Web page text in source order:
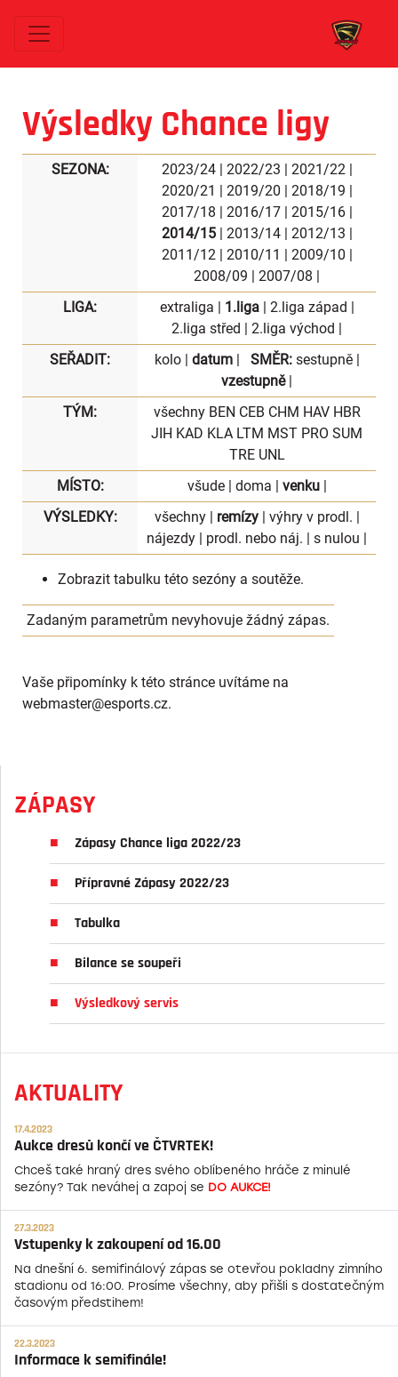
Výsledky Chance ligy
SEZONA: 2023/24| 2022/23 | 2021/22|
2020/21 | 2019/20 | 2018/19 |
2017/18 | 2016/17| 2015/16|
2014/15| 2013/14| 2012/13 |
2011/12| 2010/11 | 2009/10 |
2008/09 | 2007/08 |
LIGA:
extraliga | 1.liga| 2.liga západ |
2.liga střed | 2.liga východ |
SEŘADIT:
kolo| datum| SMĚR: sestupně|
vzestupně|
TÝM:
všechny BEN CEB CHM HAV HBR
JIH KAD KLA LTM MST PRO SUM
TRE UNL
MÍSTO:
všude| doma | venku|
VÝSLEDKY:
všechny| remízy| výhry v prodl. |
nájezdy | prodl. nebo náj. | s nulou |
Zobrazit tabulku této sezóny a soutěže.
Zadaným parametrům nevyhovuje žádný zápas.
Vaše připomínky k této stránce uvítáme na
webmaster@esports.cz.
ZÁPASY
Zápasy Chance liga 2022/23
Přípravné Zápasy 2022/23
Tabulka
Bilance se soupeři
Výsledkový servis
AKTUALITY
17.4.2023
Aukce dresů končí ve ČTVRTEK!
Chceš také hraný dres svého oblíbeného hráče z minulé
sezóny? Tak neváhej a zapoj se DO AUKCE!
27.3.2023
Vstupenky k zakoupení od 16.00
Na dnešní 6. semifinálový zápas se otevřou pokladny zimního
stadionu od 16:00. Prosíme všechny, aby přišli s dostatečným
časovým předstihem!
22.3.2023
Informace k semifinále!